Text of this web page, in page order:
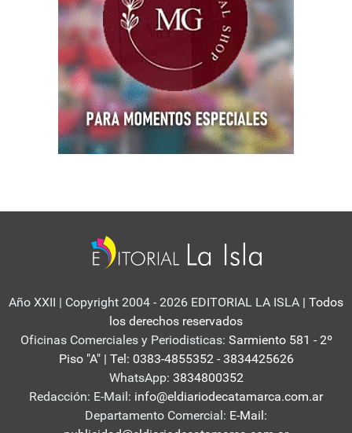
Año XXII | Copyright 2004 - 2026 EDITORIAL LA ISLA | Todos
los derechos reservados
Oficinas Comerciales y Periodisticas: Sarmiento 581 - 2º
Piso "A" | Tel: 0383-4855352 - 3834425626
WhatsApp: 3834800352
Redacción: E-Mail: info@eldiariodecatamarca.com.ar
Departamento Comercial: E-Mail: